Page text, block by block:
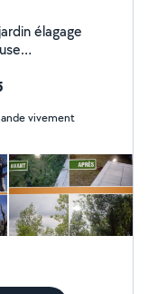
élagage
vivement